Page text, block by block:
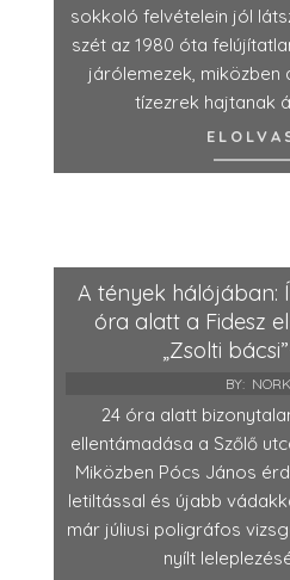
sokkoló felvételein jól
szét az 1980 óta
járólemezek, miközben
tízezrek hajtanak
A tények hálójában:
óra alatt a Fidesz
„Zsolti
BY:
24 óra alatt
ellentámadása a Szőlő
Miközben Pócs János
letiltással és újabb
már júliusi poligráfos
nyílt